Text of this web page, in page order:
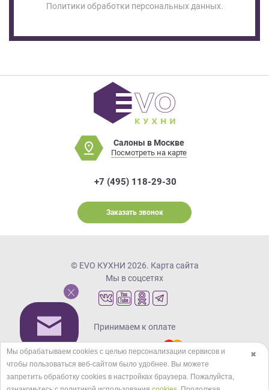
Политики обработки персональных данных.
Салоны в Москве
Посмотреть на карте
+7 (495) 118-29-30
Заказать звонок
© EVO КУХНИ 2026. Карта сайта
Мы в соцсетях
Принимаем к оплате
Кредиты и рассрочка
✖
Мы обрабатываем cookies с целью персонализации сервисов и
чтобы пользоваться веб-сайтом было удобнее. Вы можете
запретить обработку сookies в настройках браузера. Пожалуйста,